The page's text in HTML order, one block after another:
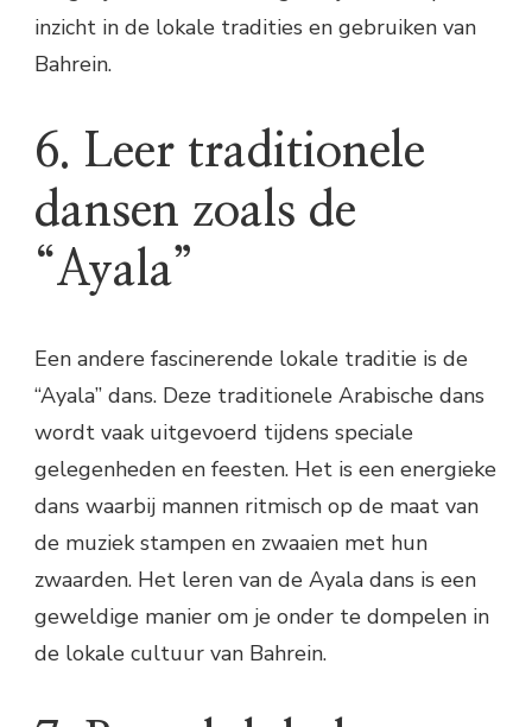
inzicht in de lokale tradities en gebruiken van
Bahrein.
6. Leer traditionele
dansen zoals de
“Ayala”
Een andere fascinerende lokale traditie is de
“Ayala” dans. Deze traditionele Arabische dans
wordt vaak uitgevoerd tijdens speciale
gelegenheden en feesten. Het is een energieke
dans waarbij mannen ritmisch op de maat van
de muziek stampen en zwaaien met hun
zwaarden. Het leren van de Ayala dans is een
geweldige manier om je onder te dompelen in
de lokale cultuur van Bahrein.